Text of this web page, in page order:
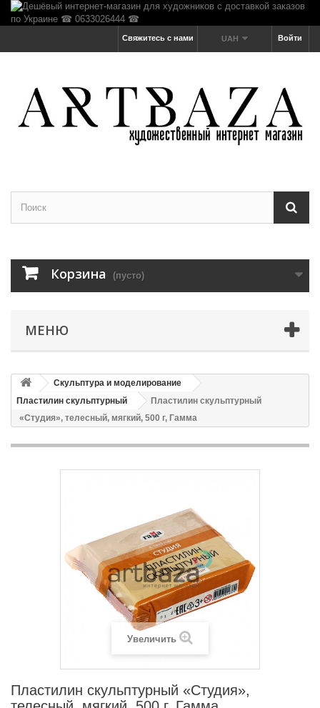
Войти
UAH
Свяжитесь с нами
Корзина (пусто)
МЕНЮ
Скульптура и моделирование
Пластилин скульптурный
Пластилин скульптурный
«Студия», телесный, мягкий, 500 г, Гамма
Увеличить
Пластилин скульптурный «Студия»,